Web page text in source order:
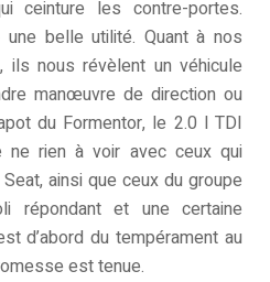
ceinture les contre-portes.
belle utilité. Quant à nos
nous révèlent un véhicule
manœuvre de direction ou
du Formentor, le 2.0 l TDI
ne rien à voir avec ceux qui
ainsi que ceux du groupe
répondant et une certaine
d’abord du tempérament au
est tenue.